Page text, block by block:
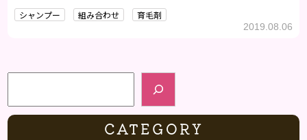
み合わせについて、一緒に検証していきましょう。
シャンプー 組み合わせ 育毛剤
2019.08.06
検索
CATEGORY